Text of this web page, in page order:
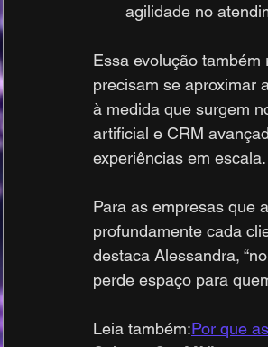
agilidade no
Essa evolução
precisam se aproximar
à medida que surgem
artificial e CRM
experiências em escala.
Para as empresas que
profundamente cada
destaca Alessandra,
perde espaço para
Leia também:Por que